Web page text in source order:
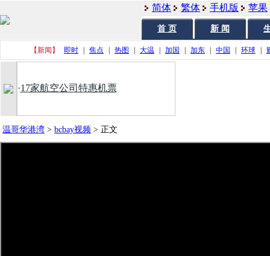
简体 繁体 手机版 苹果
首 页 新 闻
【新闻】 即时 焦点 热图 大温 加国 加东 中国 环球
·17家航空公司特惠机票
温哥华港湾 > bcbay视频 > 正文